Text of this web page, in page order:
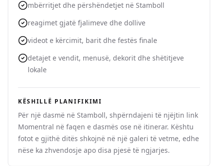
mbërritjet dhe përshëndetjet në Stamboll
reagimet gjatë fjalimeve dhe dollive
videot e kërcimit, barit dhe festës finale
detajet e vendit, menusë, dekorit dhe shëtitjeve
lokale
KËSHILLË PLANIFIKIMI
Për një dasmë në Stamboll, shpërndajeni të njëjtin link
Momentral në faqen e dasmës ose në itinerar. Kështu
fotot e gjithë ditës shkojnë në një galeri të vetme, edhe
nëse ka zhvendosje apo disa pjesë të ngjarjes.